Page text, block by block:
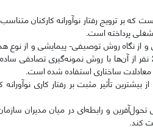
که بر ترویج رفتار نوآورانه کارکنان
شغلی پرداخته است.
از نگاه روش توصیفی- پیمایشی و از
صنعتی حوزه دفاعی است که از میان آن‌ها 218 نفر از آن‌ها
ساختاری استفاده شده است.
تأثیر مثبت بر رفتار کاری
و رابطه‌ای در میان مدیران سازمان
کند.